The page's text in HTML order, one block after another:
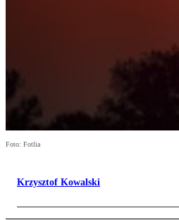
Foto: Fotlia
Krzysztof Kowalski